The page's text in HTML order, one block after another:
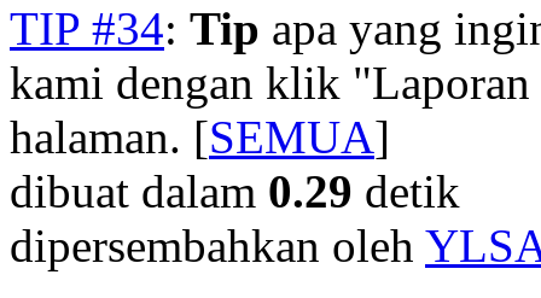
TIP #34: Tip apa yang
kami dengan klik "Laporan
halaman. [SEMUA]
dibuat dalam 0.29 detik
dipersembahkan oleh